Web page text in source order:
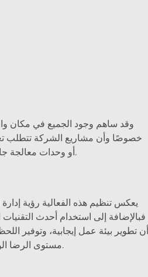
وقد ساهم وجود الجميع في مكان
خصوصًا وأن مشاريع الشركة تتطلب
المياه، سواء كانت محطات MBR أو وحدات معالجة جاهزة للمخيمات والمواقع الصناعية.
يعكس تنظيم هذه الفعالية رؤية إدارة
فبالإضافة إلى استخدام أحدث
أن تطوير بيئة عمل إيجابية، وتوفير
مستوى الرضا الوظيفي، ويحسّن الأداء، ويعزز من جودة المشاريع على المدى الطويل.